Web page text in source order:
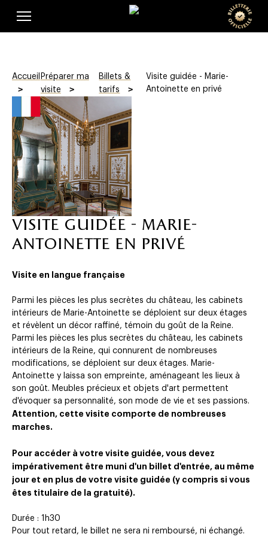
main
e
f
f
i
c
i
e
l
l
Accueil Préparer ma
visite
Billets &
tarifs
Visite guidée - Marie-
Antoinette en privé
visite guidée - marie-
antoinette en privé
Visite en langue française
Parmi les pièces les plus secrètes du château, les cabinets
intérieurs de Marie-Antoinette se déploient sur deux étages
et révèlent un décor raffiné, témoin du goût de la Reine.
Parmi les pièces les plus secrètes du château, les cabinets
intérieurs de la Reine, qui connurent de nombreuses
modifications, se déploient sur deux étages. Marie-
Antoinette y laissa son empreinte, aménageant les lieux à
son goût. Meubles précieux et objets d'art permettent
d'évoquer sa personnalité, son mode de vie et ses passions.
Attention, cette visite comporte de nombreuses
marches.
Pour accéder à votre visite guidée, vous devez
impérativement être muni d'un billet d'entrée, au même
jour et en plus de votre visite guidée (y compris si vous
êtes titulaire de la gratuité).
Durée : 1h30
Pour tout retard, le billet ne sera ni remboursé, ni échangé.